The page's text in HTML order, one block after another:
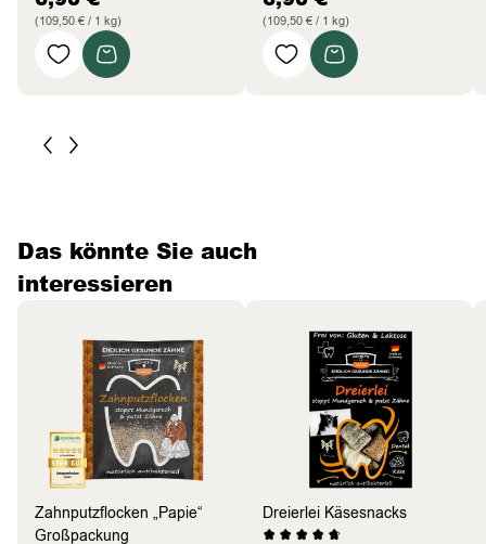
(109,50 € / 1 kg) (109,50 € / 1 kg)
Das könnte Sie auch
interessieren
Zahnputzflocken „Papie“
Großpackung
Dreierlei Käsesnacks